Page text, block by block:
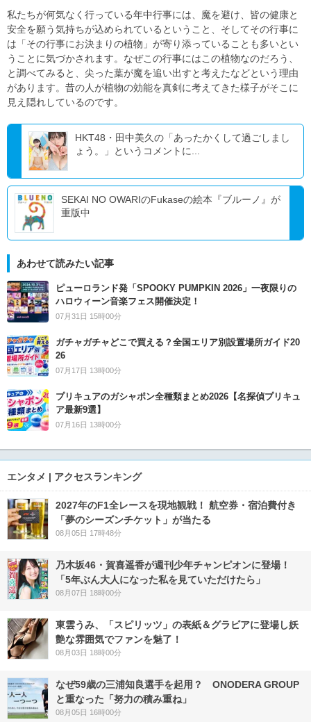
私たちが何気なく行っている年中行事には、魔を避け、皆の健康と
安全を願う気持ちが込められているということ、そしてその行事に
は「その行事にお決まりの植物」が寄り添っていることも多いとい
うことに気づかされます。なぜこの行事にはこの植物なのだろう、
と調べてみると、尖った葉が魔を追い出すと考えたなどという理由
があります。昔の人が植物の効能を真剣に考えてきた様子がそこに
見え隠れしているのです。
HKT48・田中美久の「あったかくして過ごしまし
ょう。」というコメントに...
SEKAI NO OWARIのFukaseの絵本『ブルーノ』が
重版中
あわせて読みたい記事
ピューロランド発「SPOOKY PUMPKIN 2026」一夜限りの
ハロウィーン音楽フェス開催決定！
07月31日 15時00分
ガチャガチャどこで買える？全国エリア別設置場所ガイド20
26
07月17日 13時00分
プリキュアのガシャポン全種類まとめ2026【名探偵プリキュ
ア最新9選】
07月16日 13時00分
エンタメ | アクセスランキング
2027年のF1全レースを現地観戦！ 航空券・宿泊費付き
「夢のシーズンチケット」が当たる
08月05日 17時48分
乃木坂46・賀喜遥香が週刊少年チャンピオンに登場！
「5年ぶん大人になった私を見ていただけたら」
08月07日 18時00分
東雲うみ、「スピリッツ」の表紙＆グラビアに登場し妖
艶な雰囲気でファンを魅了！
08月03日 18時00分
なぜ59歳の三浦知良選手を起用？ ONODERA GROUP
と重なった「努力の積み重ね」
08月05日 16時00分